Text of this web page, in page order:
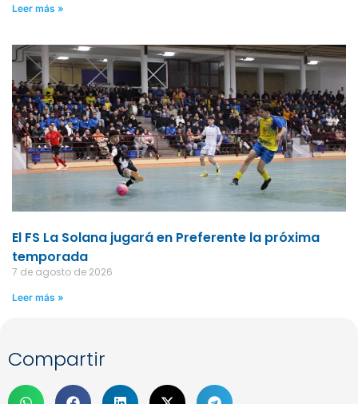
Leer más »
El FS La Solana jugará en Preferente la próxima
temporada
7 de agosto de 2026
Leer más »
Compartir